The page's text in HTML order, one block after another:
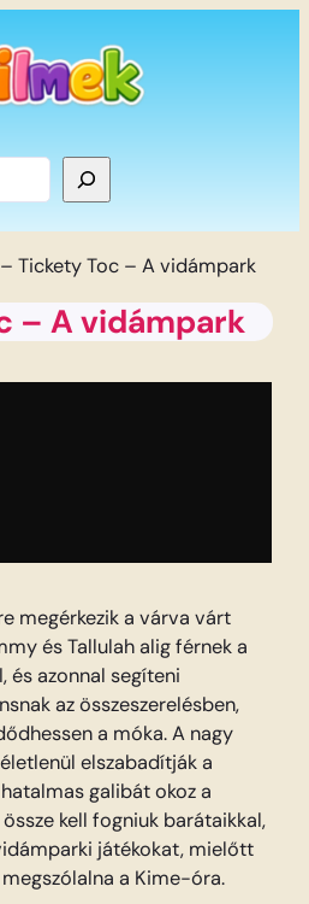
–Tickety Toc – A vidámpark
– A vidámpark
megérkezik a várva várt
és Tallulah alig férnek a
és azonnal segíteni
az összeszerelésben,
a móka. A nagy
elszabadítják a
galibát okoz a
kell fogniuk barátaikkal,
játékokat, mielőtt
a Kime-óra.